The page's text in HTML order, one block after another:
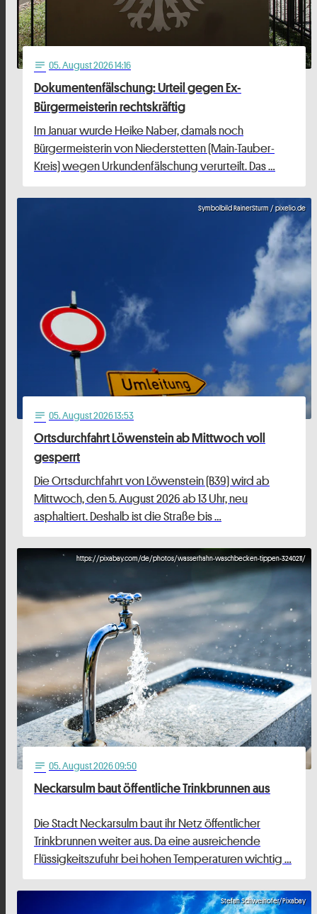
notes 05. August 2026 14:16
Dokumentenfälschung: Urteil gegen Ex-
Bürgermeisterin rechtskräftig
Im Januar wurde Heike Naber, damals noch
Bürgermeisterin von Niederstetten (Main-Tauber-
Kreis) wegen Urkundenfälschung verurteilt. Das …
Symbolbild RainerSturm / pixelio.de
notes 05. August 2026 13:53
Ortsdurchfahrt Löwenstein ab Mittwoch voll
gesperrt
Die Ortsdurchfahrt von Löwenstein (B39) wird ab
Mittwoch, den 5. August 2026 ab 13 Uhr, neu
asphaltiert. Deshalb ist die Straße bis …
https://pixabay.com/de/photos/wasserhahn-waschbecken-tippen-3240211/
notes 05. August 2026 09:50
Neckarsulm baut öffentliche Trinkbrunnen aus
Die Stadt Neckarsulm baut ihr Netz öffentlicher
Trinkbrunnen weiter aus. Da eine ausreichende
Flüssigkeitszufuhr bei hohen Temperaturen wichtig …
Stefan Schweihofer/Pixabay